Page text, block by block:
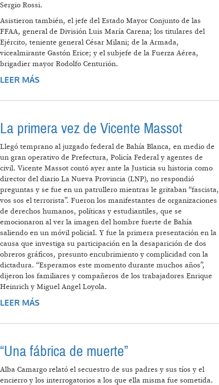
Sergio Rossi.
Asistieron también, el jefe del Estado Mayor Conjunto de las
FFAA, general de División Luis María Carena; los titulares del
Ejército, teniente general César Milani; de la Armada,
vicealmirante Gastón Erice; y el subjefe de la Fuerza Aérea,
brigadier mayor Rodolfo Centurión.
LEER MÁS
DOCUMENTOS HALLADOS DE LA
La primera vez de Vicente Massot
Llegó temprano al juzgado federal de Bahía Blanca, en medio de
un gran operativo de Prefectura, Policía Federal y agentes de
civil. Vicente Massot contó ayer ante la Justicia su historia como
director del diario La Nueva Provincia (LNP), no respondió
preguntas y se fue en un patrullero mientras le gritaban “fascista,
vos sos el terrorista”. Fueron los manifestantes de organizaciones
de derechos humanos, políticas y estudiantiles, que se
emocionaron al ver la imagen del hombre fuerte de Bahía
saliendo en un móvil policial. Y fue la primera presentación en la
causa que investiga su participación en la desaparición de dos
obreros gráficos, presunto encubrimiento y complicidad con la
dictadura. “Esperamos este momento durante muchos años”,
dijeron los familiares y compañeros de los trabajadores Enrique
Heinrich y Miguel Angel Loyola.
LEER MÁS
“Una fábrica de muerte”
Alba Camargo relató el secuestro de sus padres y sus tíos y el
encierro y los interrogatorios a los que ella misma fue sometida.